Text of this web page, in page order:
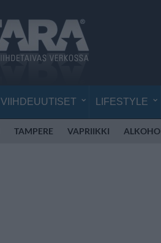
VIIHDEUUTISET LIFESTYLE
TAMPERE VAPRIIKKI